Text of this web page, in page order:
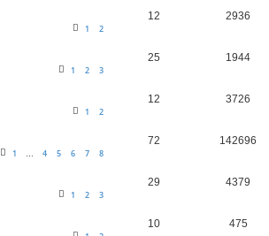
1 2
12 2936
1 2 3
25 1944
1 2
12 3726
1 4 5 6 7 8
72 142696
1 2 3
29 4379
10 475